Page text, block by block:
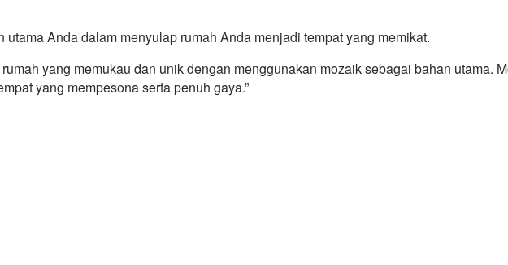
Anda dalam menyulap rumah Anda menjadi tempat yang memikat.
yang memukau dan unik dengan menggunakan mozaik sebagai bahan utama.
yang mempesona serta penuh gaya.”